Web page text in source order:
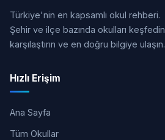
Türkiye'nin en kapsamlı okul rehberi.
Şehir ve ilçe bazında okulları keşfedin,
karşılaştırın ve en doğru bilgiye ulaşın.
Hızlı Erişim
Ana Sayfa
Tüm Okullar